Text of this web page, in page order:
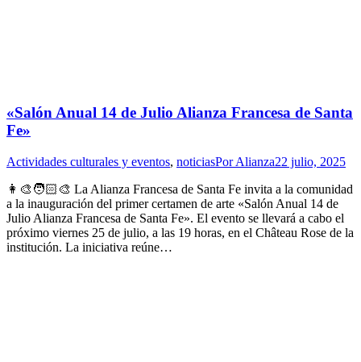
«Salón Anual 14 de Julio Alianza Francesa de Santa
Fe»
Actividades culturales y eventos, noticiasPorAlianza22 julio, 2025
👩‍🎨🧑🏻‍🎨 La Alianza Francesa de Santa Fe invita a la comunidad
a la inauguración del primer certamen de arte «Salón Anual 14 de
Julio Alianza Francesa de Santa Fe». El evento se llevará a cabo el
próximo viernes 25 de julio, a las 19 horas, en el Château Rose de la
institución. La iniciativa reúne…